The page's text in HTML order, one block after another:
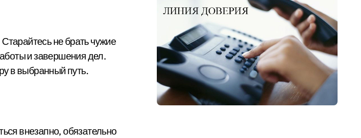
не брать чужие
и завершения дел.
в выбранный путь.
внезапно, обязательно